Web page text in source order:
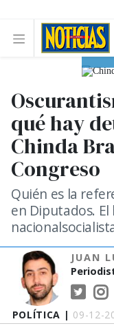
POLÍTICA | 09-12-
qué hay
Chinda
Congreso
Quién es la
en Diputados.
JUAN